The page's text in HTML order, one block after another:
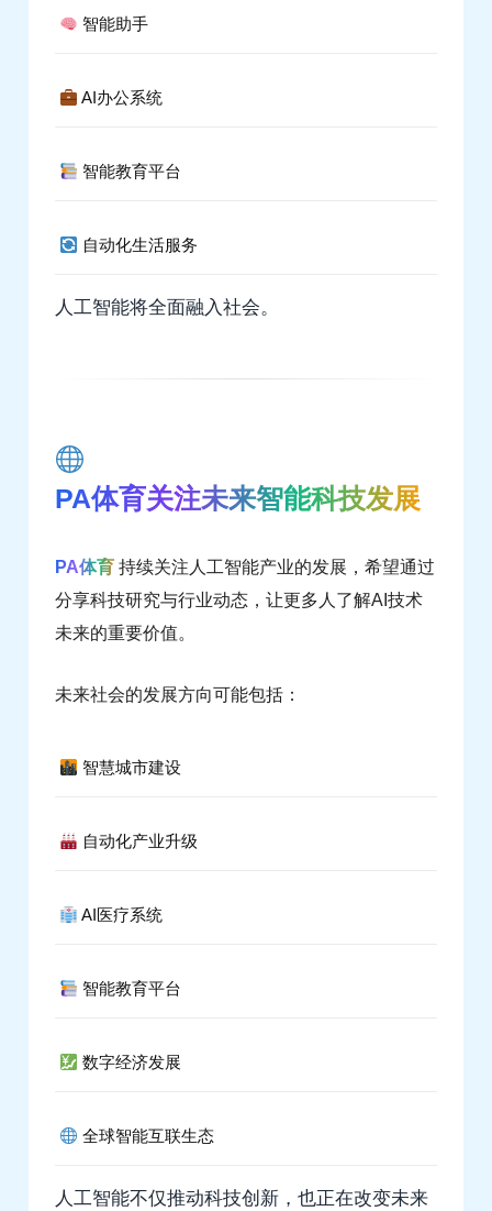
智能助手
AI办公系统
智能教育平台
自动化生活服务
人工智能将全面融入社会。
PA体育关注未来智能科技发展
PA体育 持续关注人工智能产业的发展，希望通过
分享科技研究与行业动态，让更多人了解AI技术
未来的重要价值。
未来社会的发展方向可能包括：
智慧城市建设
自动化产业升级
AI医疗系统
智能教育平台
数字经济发展
全球智能互联生态
人工智能不仅推动科技创新，也正在改变未来